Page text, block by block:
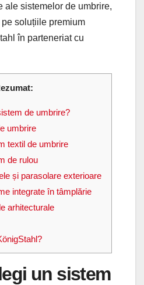
ale sistemelor de umbrire,
soluțiile premium
în parteneriat cu
de umbrire?
umbrire
textil de umbrire
de rulou
și parasolare exterioare
integrate în tâmplărie
arhitecturale
un sistem